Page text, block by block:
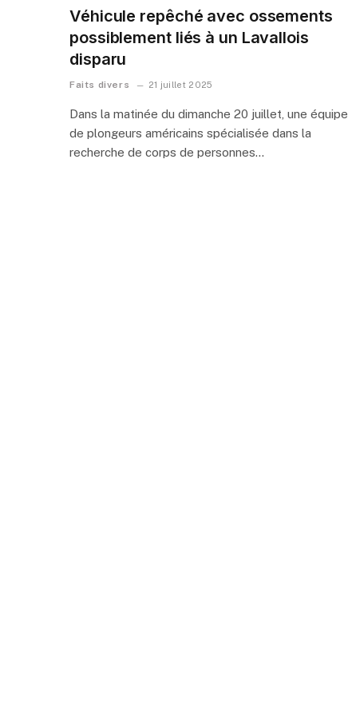
Véhicule repêché avec ossements
possiblement liés à un Lavallois
disparu
Faits divers 21 juillet 2025
Dans la matinée du dimanche 20 juillet, une équipe
de plongeurs américains spécialisée dans la
recherche de corps de personnes…